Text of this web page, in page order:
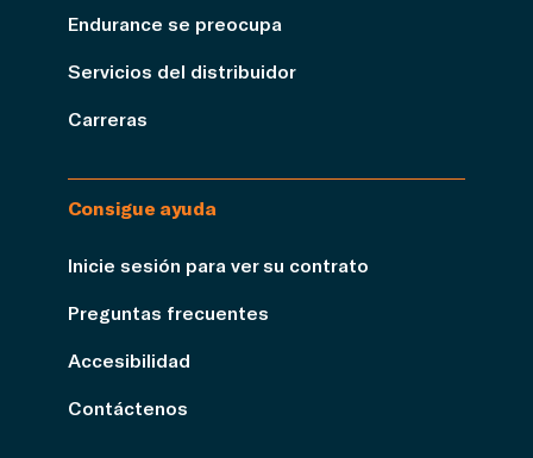
Endurance se preocupa
Servicios del distribuidor
Carreras
Consigue ayuda
Inicie sesión para ver su contrato
Preguntas frecuentes
Accesibilidad
Contáctenos